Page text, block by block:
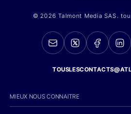
© 2026 Talmont Media SAS.
MIEUX NOUS CONNAITRE